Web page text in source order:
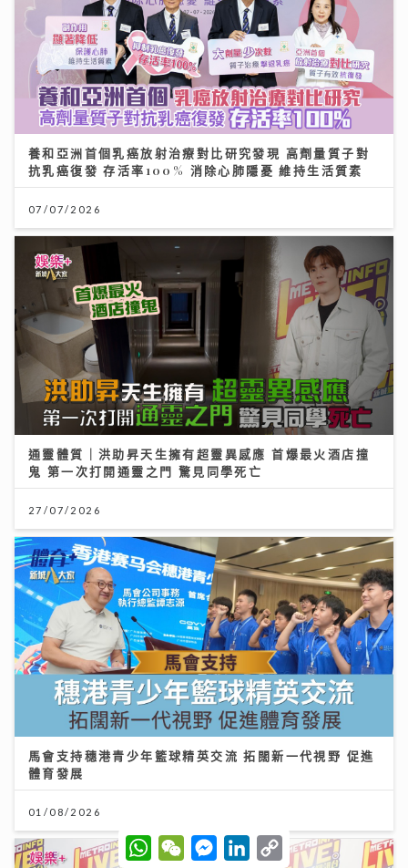
養和亞洲首個乳癌放射治療對比研究發現 高劑量質子對
抗乳癌復發 存活率100% 消除心肺隱憂 維持生活質素
07/07/2026
通靈體質｜洪助昇天生擁有超靈異感應 首爆最火酒店撞
鬼 第一次打開通靈之門 驚見同學死亡
27/07/2026
馬會支持穗港青少年籃球精英交流 拓闊新一代視野 促進
體育發展
01/08/2026
W
h
W
e
M
e
L
C
o